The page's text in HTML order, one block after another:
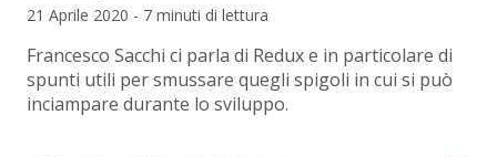
21 Aprile 2020 - 7 minuti di lettura
Francesco Sacchi ci parla di Redux e in particolare di
spunti utili per smussare quegli spigoli in cui si può
inciampare durante lo sviluppo.